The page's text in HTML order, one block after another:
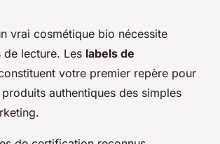
vrai cosmétique bio nécessite
de lecture. Les labels de
votre premier repère pour
authentiques des simples